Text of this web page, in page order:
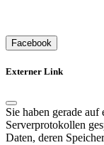
Facebook
Externer Link
Sie haben gerade
Serverprotokollen
Daten, deren